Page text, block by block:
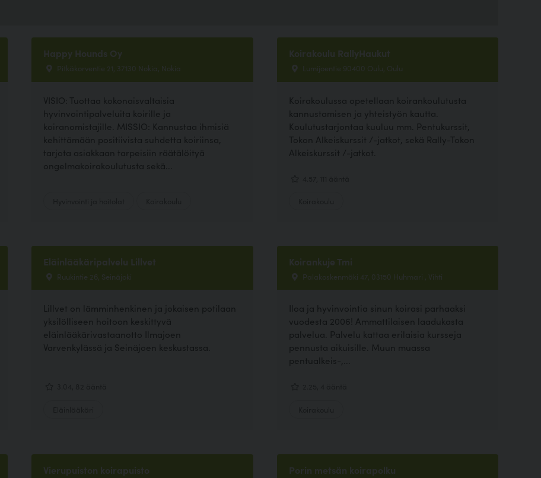
Happy Hounds Oy
Pitkäkorventie 21, 37130 Nokia, Nokia
VISIO: Tuottaa kokonaisvaltaisia
hyvinvointipalveluita koirille ja
koiranomistajille. MISSIO: Kannustaa ihmisiä
kehittämään positiivista suhdetta koiriinsa,
tarjota asiakkaan tarpeisiin räätälöityä
ongelmakoirakoulutusta sekä...
Koirakoulu RallyHaukut
Lumijoentie 90400 Oulu, Oulu
Koirakoulussa opetellaan koirankoulutusta
kannustamisen ja yhteistyön kautta.
Koulutustarjontaa kuuluu mm. Pentukurssit,
Tokon Alkeiskurssit /-jatkot, sekä Rally-Tokon
Alkeiskurssit /-jatkot.
Eläinlääkäripalvelu Lillvet
Ruukintie 26, Seinäjoki
Lillvet on lämminhenkinen ja jokaisen potilaan
yksilölliseen hoitoon keskittyvä
eläinlääkärivastaanotto Ilmajoen
Varvenkylässä ja Seinäjoen keskustassa.
Koirankuje Tmi
Palakoskenmäki 47, 03150 Huhmari , Vihti
Iloa ja hyvinvointia sinun koirasi parhaaksi
vuodesta 2006! Ammattilaisen laadukasta
palvelua. Palvelu kattaa erilaisia kursseja
pennusta aikuisille. Muun muassa
pentualkeis-,...
Vierupuiston koirapuisto Porin metsän koirapolku